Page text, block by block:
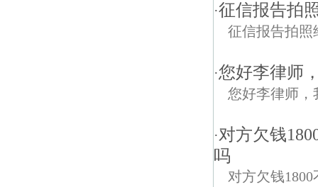
·征信报告拍
征信报告拍照
·您好李律师
您好李律师，
·对方欠钱
吗
对方欠钱